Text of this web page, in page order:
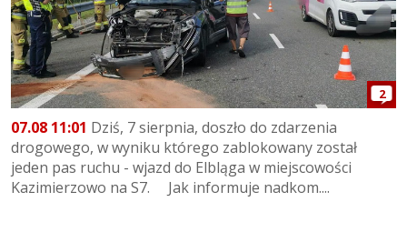
2
07.08 11:01 Dziś, 7 sierpnia, doszło do zdarzenia
drogowego, w wyniku którego zablokowany został
jeden pas ruchu - wjazd do Elbląga w miejscowości
Kazimierzowo na S7. Jak informuje nadkom....